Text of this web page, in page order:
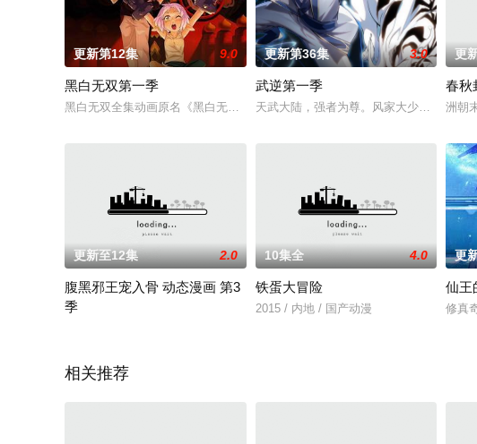
更新第12集 9.0
黑白无双第一季
黑白无双全集动画原名《黑白无常》，改编自漫画家于彦舒的漫画作品。黑白
更新第36集 3.0
武逆第一季
天武大陆，强者为尊。风家大少风浩，身
更
春秋
洲朝
更新至12集 2.0
腹黑邪王宠入骨 动态漫画 第3
季
10集全 4.0
铁蛋大冒险
2015 / 内地 / 国产动漫
更
仙王
修真
相关推荐